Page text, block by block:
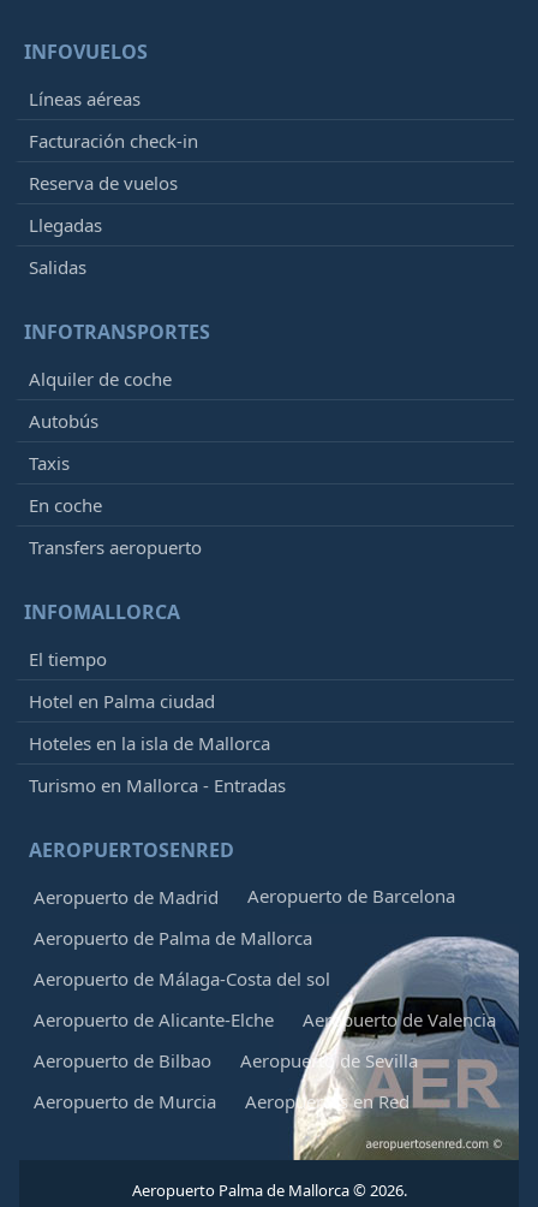
INFOVUELOS
Líneas aéreas
Facturación check-in
Reserva de vuelos
Llegadas
Salidas
INFOTRANSPORTES
Alquiler de coche
Autobús
Taxis
En coche
Transfers aeropuerto
INFOMALLORCA
El tiempo
Hotel en Palma ciudad
Hoteles en la isla de Mallorca
Turismo en Mallorca - Entradas
AEROPUERTOSENRED
Aeropuerto de Madrid
Aeropuerto de Barcelona
Aeropuerto de Palma de Mallorca
Aeropuerto de Málaga-Costa del sol
Aeropuerto de Alicante-Elche
Aeropuerto de Valencia
Aeropuerto de Bilbao
Aeropuerto de Sevilla
Aeropuerto de Murcia
Aeropuertos en Red
Aeropuerto Palma de Mallorca © 2026.